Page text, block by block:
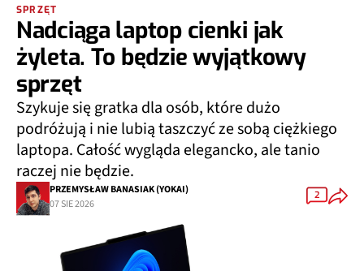
SPRZĘT
Nadciąga laptop cienki jak
żyleta. To będzie wyjątkowy
sprzęt
Szykuje się gratka dla osób, które dużo
podróżują i nie lubią taszczyć ze sobą ciężkiego
laptopa. Całość wygląda elegancko, ale tanio
raczej nie będzie.
PRZEMYSŁAW BANASIAK (YOKAI)
07 SIE 2026
2